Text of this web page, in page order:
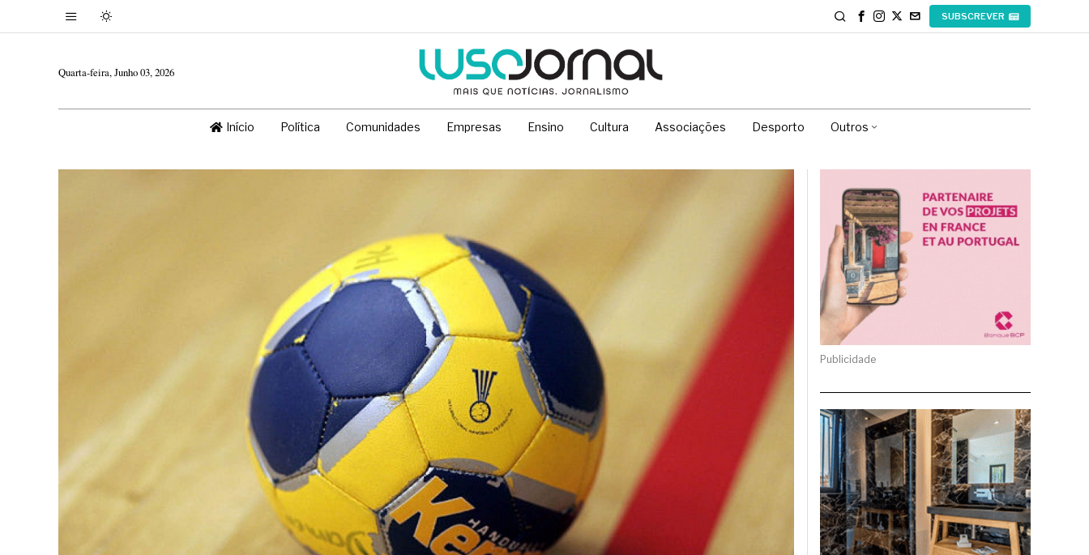
SUBSCREVER
Quarta-feira, Junho 03, 2026
Início Política Comunidades Empresas Ensino Cultura Associações Desporto Outros
Publicidade